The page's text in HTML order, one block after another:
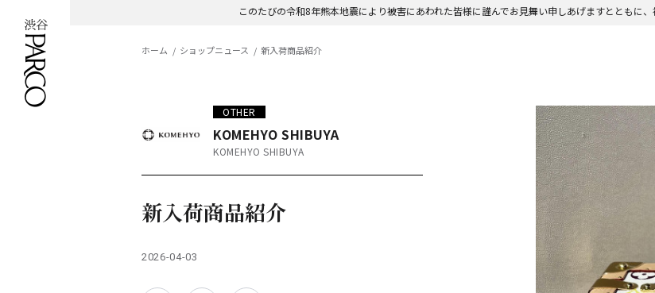
このたびの令和8年熊本地震により被害にあわれた皆様に謹んでお見舞い申しあげますとともに
ホーム ショップニュース 新入荷商品紹介
OTHER
KOMEHYO SHIBUYA
KOMEHYO SHIBUYA
新入荷商品紹介
2026-04-03